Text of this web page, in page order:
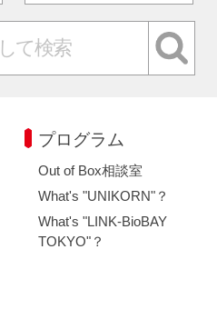
プログラム
Out of Box相談室
What's "UNIKORN"？
What's "LINK-BioBAY
TOKYO"？